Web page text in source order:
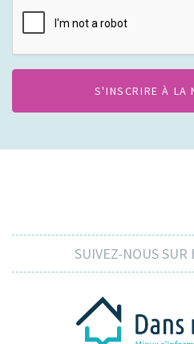
SUIVEZ-NOUS SUR